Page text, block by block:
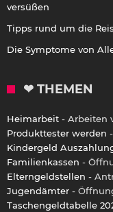
versüßen
Tipps rund um die
Die Symptome von
❤ THEMEN
Heimarbeit - Arbeiten
Produkttester werden
Kindergeld
Familienkassen -
Elterngeldstellen -
Jugendämter -
Taschengeldtabelle